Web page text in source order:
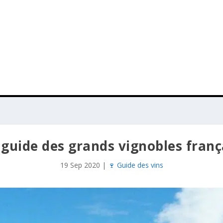
des grands vignobles
19 Sep 2020 | 🍷 Guide des vins